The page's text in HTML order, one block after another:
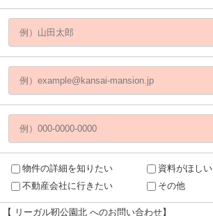
物件の詳細を知りたい 資料がほしい
不動産会社に行きたい
その他
【 リーガル靭公園北 へのお問い合わせ】